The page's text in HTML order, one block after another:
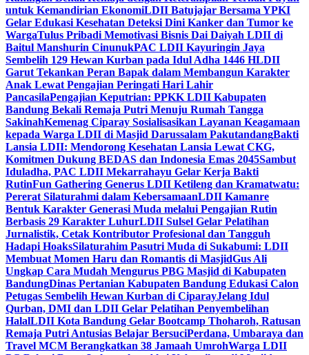
untuk Kemandirian EkonomiLDII Batujajar Bersama YPKI
Gelar Edukasi Kesehatan Deteksi Dini Kanker dan Tumor ke
WargaTulus Pribadi Memotivasi Bisnis Dai Daiyah LDII di
Baitul Manshurin CinunukPAC LDII Kayuringin Jaya
Sembelih 129 Hewan Kurban pada Idul Adha 1446 HLDII
Garut Tekankan Peran Bapak dalam Membangun Karakter
Anak Lewat Pengajian Peringati Hari Lahir
PancasilaPengajian Keputrian: PPKK LDII Kabupaten
Bandung Bekali Remaja Putri Menuju Rumah Tangga
SakinahKemenag Ciparay Sosialisasikan Layanan Keagamaan
kepada Warga LDII di Masjid Darussalam PakutandangBakti
Lansia LDII: Mendorong Kesehatan Lansia Lewat CKG,
Komitmen Dukung BEDAS dan Indonesia Emas 2045Sambut
Iduladha, PAC LDII Mekarrahayu Gelar Kerja Bakti
RutinFun Gathering Generus LDII Ketileng dan Kramatwatu:
Pererat Silaturahmi dalam KebersamaanLDII Kamanre
Bentuk Karakter Generasi Muda melalui Pengajian Rutin
Berbasis 29 Karakter LuhurLDII Sulsel Gelar Pelatihan
Jurnalistik, Cetak Kontributor Profesional dan Tangguh
Hadapi HoaksSilaturahim Pasutri Muda di Sukabumi: LDII
Membuat Momen Haru dan Romantis di MasjidGus Ali
Ungkap Cara Mudah Mengurus PBG Masjid di Kabupaten
BandungDinas Pertanian Kabupaten Bandung Edukasi Calon
Petugas Sembelih Hewan Kurban di CiparayJelang Idul
Qurban, DMI dan LDII Gelar Pelatihan Penyembelihan
HalalLDII Kota Bandung Gelar Bootcamp Thoharoh, Ratusan
Remaja Putri Antusias Belajar BersuciPerdana, Umbaraya dan
Travel MCM Berangkatkan 38 Jamaah UmrohWarga LDII